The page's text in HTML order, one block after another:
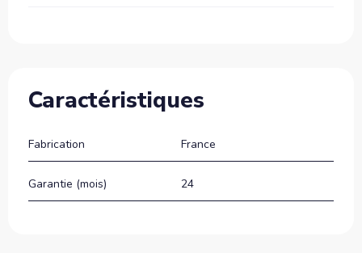
Caractéristiques
Fabrication France
Garantie (mois) 24